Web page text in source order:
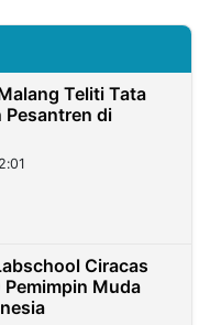
Teliti Tata
Pesantren di
Ciracas
Muda